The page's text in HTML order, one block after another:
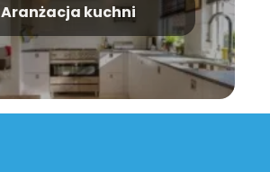
Aranżacja kuchni